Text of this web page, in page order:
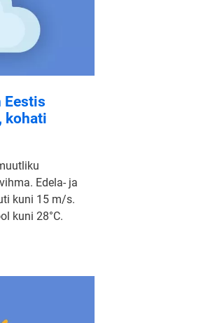
Eestis
kohati
Edela- ja
kuni 15 m/s.
kuni 28°C.